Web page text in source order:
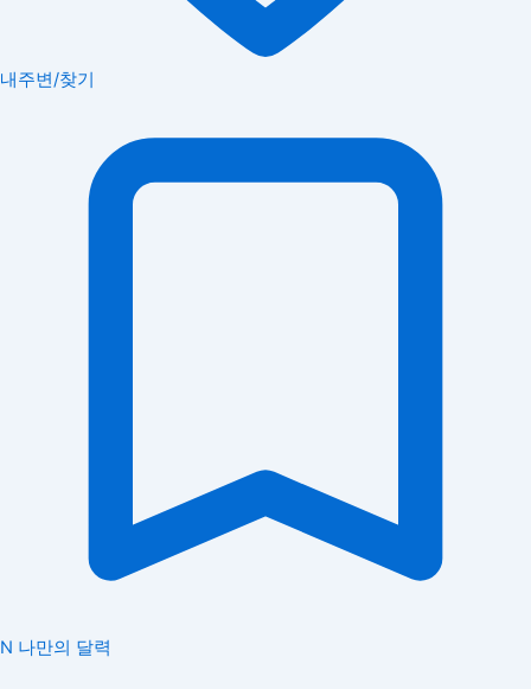
내주변/찾기
N 나만의 달력